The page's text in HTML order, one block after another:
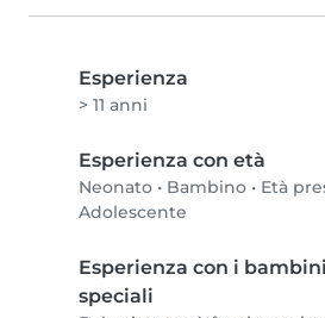
Esperienza
> 11 anni
Esperienza con età
Neonato • Bambino • Età
Adolescente
Esperienza con i
speciali